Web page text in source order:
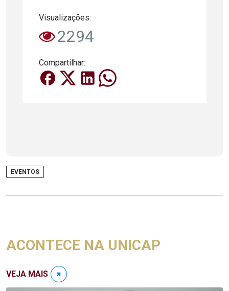
Visualizações:
2294
Compartilhar:
EVENTOS
ACONTECE NA UNICAP
VEJA MAIS